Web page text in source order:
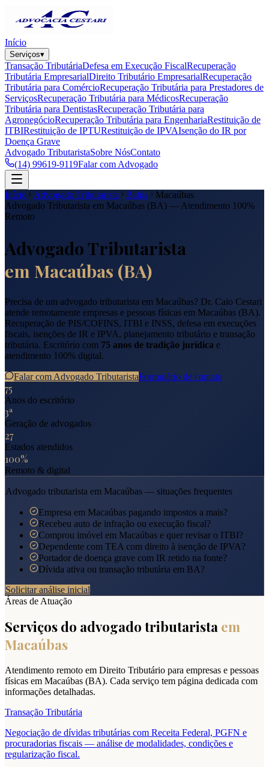
Início
Serviços▾
Transação TributáriaDefesa em Execução FiscalRecuperação
Tributária EmpresarialDireito Tributário EmpresarialRecuperação
Tributária para ComércioRecuperação Tributária para Prestadores de
ServiçosRecuperação Tributária para MédicosRecuperação
Tributária para DentistasRecuperação Tributária para
AgronegócioRecuperação Tributária para EngenhariaRestituição de
ITBIRestituição de IPTURestituição de IPVAIsenção do IR por
Doença Grave
Advogado TributaristaSobre NósContato
(14) 99619-9119Falar com Advogado
Início Advogado Tributarista Bahia
Macaúbas
Advogado Tributarista em Macaúbas (BA) — Atendimento 100%
Remoto
Advogado Tributarista
em Macaúbas (BA)
Precisa de um advogado tributarista em Macaúbas? Dr. Caio Cestari
atende remotamente empresas e pessoas físicas em Macaúbas (BA).
Recuperação de PIS/COFINS, ITBI e INSS, defesa em execuções
fiscais, isenções de IR e IPVA, planejamento tributário e transação
tributária. Escritório com 75 anos de tradição jurídica e
atendimento 100% digital.
Falar com Advogado TributaristaFormulário de contato
75
Anos do escritório
3ª
Geração de advogados
27
Estados atendidos
100%
Remoto & digital
Advogado tributarista em Macaúbas — situações frequentes
Empresa em Macaúbas pagando impostos a mais?
Recebeu auto de infração ou execução fiscal?
Comprou imóvel em Macaúbas e quer revisar o ITBI?
Dependente com TEA com direito à isenção de IPVA?
Portador de doença grave com IR retido na fonte?
Dívida ativa ou transação tributária em BA?
Solicitar análise inicial
Áreas de Atuação
Serviços do advogado tributarista em
Macaúbas
Atendimento remoto em Direito Tributário para empresas e pessoas
físicas em Macaúbas (BA). Cada serviço tem página dedicada com
informações detalhadas.
Transação Tributária
Negociação de dívidas tributárias com Receita Federal, PGFN e
procuradorias fiscais — análise de modalidades, condições e
regularização fiscal.